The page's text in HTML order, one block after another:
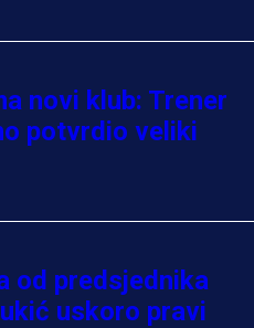
novi klub: Trener
potvrdio veliki
od predsjednika
uskoro pravi